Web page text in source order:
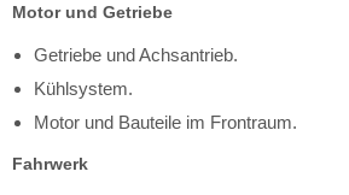
Motor und Getriebe
Getriebe und Achsantrieb.
Kühlsystem.
Motor und Bauteile im Frontraum.
Fahrwerk